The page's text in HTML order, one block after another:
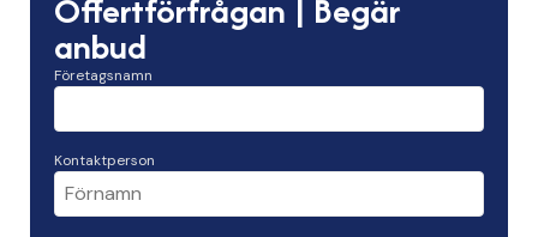
Offertförfrågan | Begär
anbud
Företagsnamn
Kontaktperson